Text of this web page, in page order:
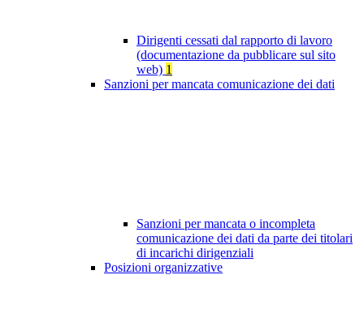
Dirigenti cessati dal rapporto di lavoro
(documentazione da pubblicare sul sito
web) 1
Sanzioni per mancata comunicazione dei dati
Sanzioni per mancata o incompleta
comunicazione dei dati da parte dei titolari
di incarichi dirigenziali
Posizioni organizzative